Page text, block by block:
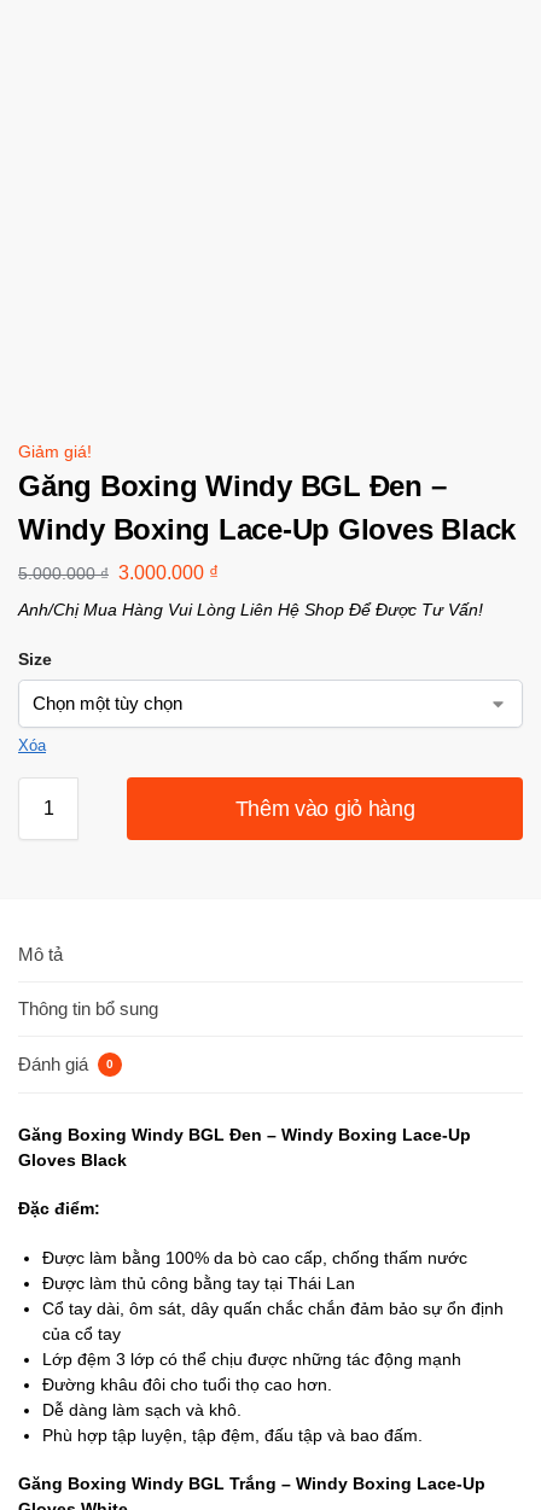
Giảm giá!
Găng Boxing Windy BGL Đen –
Windy Boxing Lace-Up Gloves Black
5.000.000₫ 3.000.000 ₫
Anh/Chị Mua Hàng Vui Lòng Liên Hệ Shop Để Được Tư Vấn!
Size
Xóa
Thêm vào giỏ hàng
Mô tả
Thông tin bổ sung
Đánh giá 0
Găng Boxing Windy BGL Đen – Windy Boxing Lace-Up
Gloves Black
Đặc điểm:
Được làm bằng 100% da bò cao cấp, chống thấm nước
Được làm thủ công bằng tay tại Thái Lan
Cổ tay dài, ôm sát, dây quấn chắc chắn đảm bảo sự ổn định
của cổ tay
Lớp đệm 3 lớp có thể chịu được những tác động mạnh
Đường khâu đôi cho tuổi thọ cao hơn.
Dễ dàng làm sạch và khô.
Phù hợp tập luyện, tập đệm, đấu tập và bao đấm.
Găng Boxing Windy BGL Trắng – Windy Boxing Lace-Up